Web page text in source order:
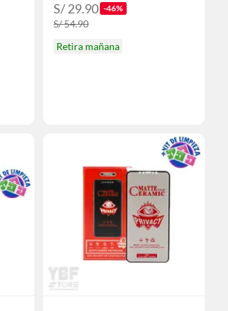
S/ 29.90 -46%
S/ 54.90
Retira mañana